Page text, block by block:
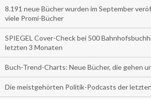
8.191 neue Bücher wurden im September
viele Promi-Bücher
SPIEGEL Cover-Check bei 500
letzten 3 Monaten
Buch-Trend-Charts: Neue Bücher, die gehen
Die meistgehörten Politik-Podcasts der